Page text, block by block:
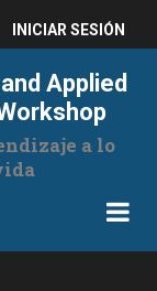
ACCOUNT
INICIAR SESIÓN
Applied
a lo